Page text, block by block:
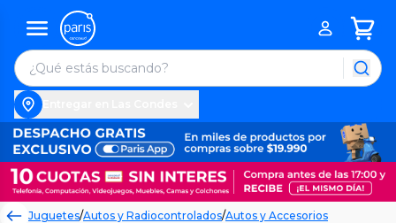
Juguetes/Autos y Radiocontrolados/Autos y Accesorios